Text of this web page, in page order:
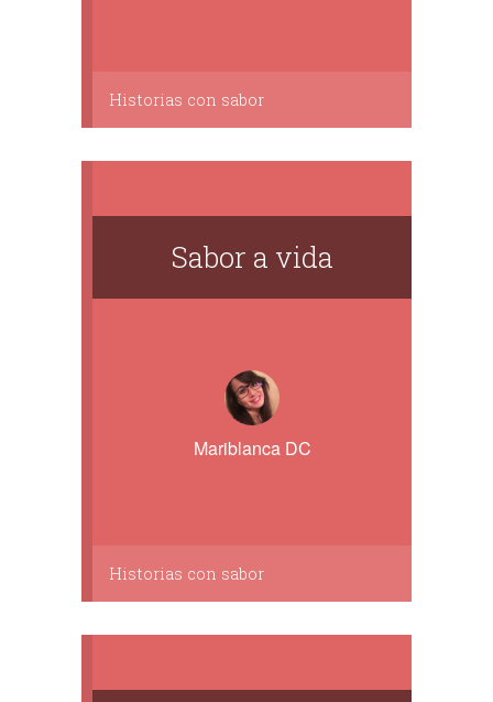
Historias con sabor
Sabor a vida
Mariblanca DC
Historias con sabor